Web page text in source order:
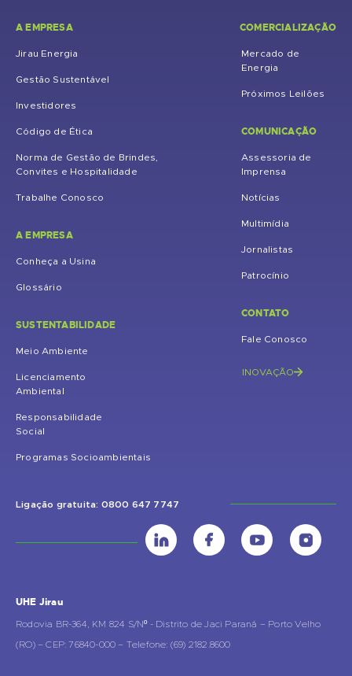
A EMPRESA
Jirau Energia
Gestão Sustentável
Investidores
Código de Ética
Norma de Gestão de Brindes,
Convites e Hospitalidade
Trabalhe Conosco
A EMPRESA
Conheça a Usina
Glossário
SUSTENTABILIDADE
Meio Ambiente
Licenciamento
Ambiental
Responsabilidade
Social
Programas Socioambientais
COMERCIALIZAÇÃO
Mercado de
Energia
Próximos Leilões
COMUNICAÇÃO
Assessoria de
Imprensa
Notícias
Multimídia
Jornalistas
Patrocínio
CONTATO
Fale Conosco
INOVAÇÃO
Ligação gratuita: 0800 647 7747
UHE Jirau
Rodovia BR-364, KM 824 S/Nº - Distrito de Jaci Paraná – Porto Velho
(RO) – CEP: 76840-000 – Telefone: (69) 2182.8600